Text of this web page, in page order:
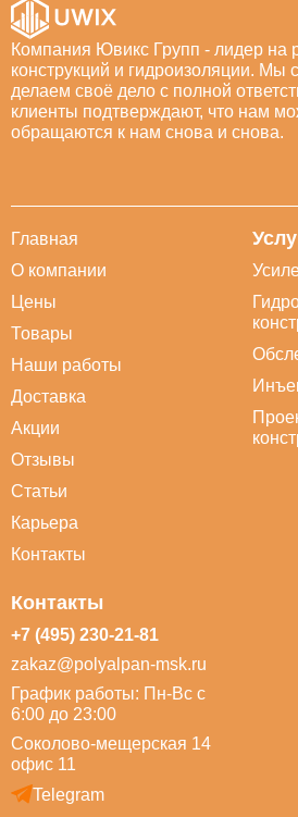
Компания Ювикс Групп - лидер на
конструкций и гидроизоляции. Мы
делаем своё дело с полной
клиенты подтверждают, что нам
обращаются к нам снова и снова.
Главная
О компании
Цены
Товары
Наши работы
Доставка
Акции
Отзывы
Статьи
Карьера
Контакты
Контакты
+7 (495) 230-21-81
zakaz@polyalpan-msk.ru
График работы: Пн-Вс с
6:00 до 23:00
Соколово-мещерская 14
офис 11
Telegram